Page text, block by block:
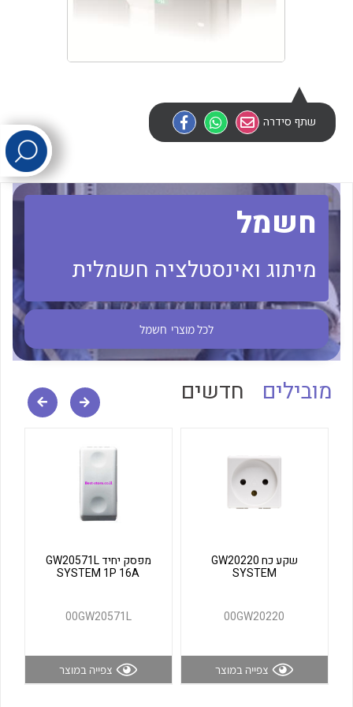
לכל מוצרי היצרן לכל מוצרי היצרן
שתף סידרה
חשמל
מיתוג ואינסטלציה חשמלית
לכל מוצרי חשמל
מובילים חדשים
שקע כח GW20220
SYSTEM
00GW20220
צפייה במוצר
מפסק יחיד GW20571L
SYSTEM 1P 16A
00GW20571L
צפייה במוצר